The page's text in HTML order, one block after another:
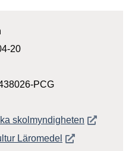
20
PCG
skolmyndigheten Öppnas i
Läromedel Öppnas i nytt